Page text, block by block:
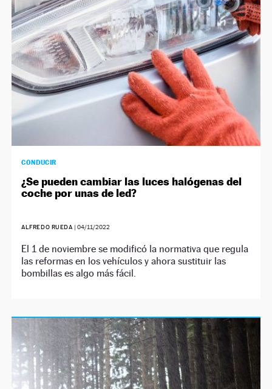
CONDUCIR
¿Se pueden cambiar las luces halógenas del
coche por unas de led?
ALFREDO RUEDA | 04/11/2022
El 1 de noviembre se modificó la normativa que regula
las reformas en los vehículos y ahora sustituir las
bombillas es algo más fácil.